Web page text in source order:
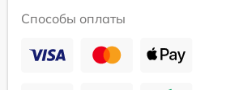
Способы оплаты